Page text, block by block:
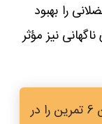
را بهبود
نیز مؤثر
برای رفع صافی کف پا این 6 تمرین را در